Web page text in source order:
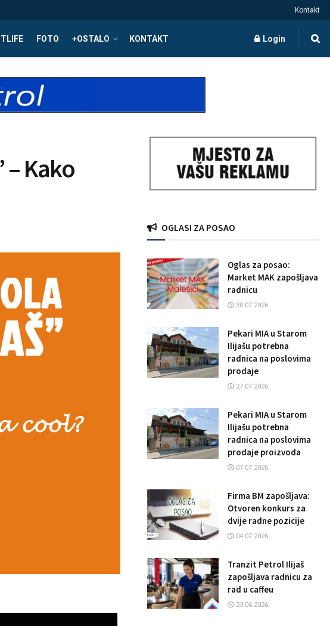
Kontakt
FOTO +OSTALO KONTAKT Login
– Kako
OGLASI ZA POSAO
Oglas za posao:
Market MAK zapošljava
radnicu
30.07.2026.
Pekari MIA u Starom
Ilijašu potrebna
radnica na poslovima
prodaje
27.07.2026.
Pekari MIA u Starom
Ilijašu potrebna
radnica na poslovima
prodaje proizvoda
07.07.2026.
Firma BM zapošljava:
Otvoren konkurs za
dvije radne pozicije
04.07.2026.
Tranzit Petrol Ilijaš
zapošljava radnicu za
rad u caffeu
23.06.2026.